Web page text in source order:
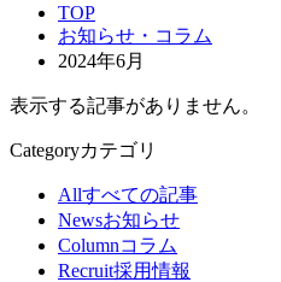
TOP
お知らせ・コラム
2024年6月
表示する記事がありません。
Categoryカテゴリ
Allすべての記事
Newsお知らせ
Columnコラム
Recruit採用情報